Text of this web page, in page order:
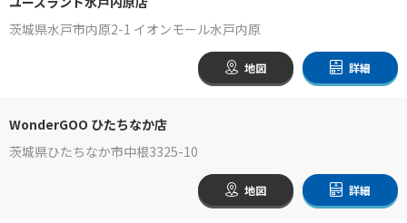
茨城県水戸市内原2-1 イオンモール水戸内原
地図 詳細
WonderGOO ひたちなか店
茨城県ひたちなか市中根3325-10
地図 詳細